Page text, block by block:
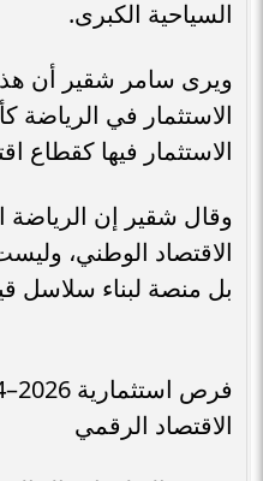
السياحية الكبرى.
ويرى سامر شقير أن
الاستثمار في الرياضة
الاستثمار فيها كقطاع
وقال شقير إن
الاقتصاد الوطني،
بل منصة لبناء سلاسل
الاقتصاد الرقمي